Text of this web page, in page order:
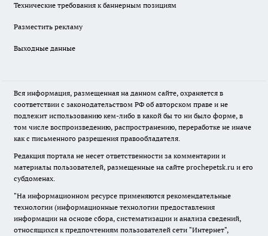
Технические требования к баннерным позициям
Разместить рекламу
Выходные данные
Вся информация, размещенная на данном сайте, охраняется в
соответствии с законодательством РФ об авторском праве и не
подлежит использованию кем-либо в какой бы то ни было форме, в
том числе воспроизведению, распространению, переработке не иначе
как с письменного разрешения правообладателя.
Редакция портала не несет ответственности за комментарии и
материалы пользователей, размещенные на сайте prochepetsk.ru и его
субдоменах.
"На информационном ресурсе применяются рекомендательные
технологии (информационные технологии предоставления
информации на основе сбора, систематизации и анализа сведений,
относящихся к предпочтениям пользователей сети "Интернет",